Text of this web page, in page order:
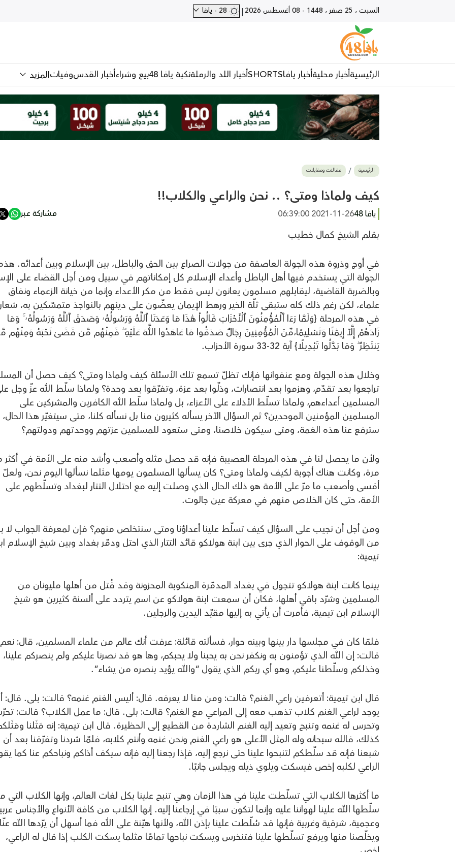
السبت ، 25 صفر ، 1448 - 08 أغسطس 2026 |
الرئيسيةأخبار محليةأخبار يافاSHORTSأخبار اللد والرملةنكبة يافا 48 بيع وشراءأخبار القدسوفياتالمزيد
الرئيسية مقالات ومقابلات
كيف ولماذا ومتى؟ .. نحن والراعي والكلاب!!
يافا 48 2021-11-26 06:39:00 مشاركة عبر
بقلم الشيخ كمال خطيب
في أوج وذروة هذه الجولة العاصفة من جولات الصراع بين الحق والباطل، بين الإسلام وبين أعدائه.
الجولة التي يستخدم فيها أهل الباطل وأعداء الإسلام كل إمكاناتهم في سبيل ومن أجل القضاء على
وبالضربة القاضية، ليقابلهم مسلمون يعانون ليس فقط من مكر الأعداء وإنما من خيانة الزعماء ونفاق
علماء، لكن رغم ذلك كله ستبقى ثلّة الخير ورهط الإيمان يعضّون على دينهم بالنواجذ متمسّكين به،
في هذه المرحلة {وَلَمَّا رَءَا ٱلْمُؤْمِنُونَ ٱلْأَحْزَابَ قَالُواْ هَٰذَا مَا وَعَدَنَا ٱللَّهُ وَرَسُولُهُۥ وَصَدَقَ ٱللَّهُ وَرَسُولُهُۥ ۚ وَمَا
زَادَهُمْ إِلَّآ إِيمَٰنًا وَتَسْلِيمًا،مِّنَ الْمُؤْمِنِينَ رِجَالٌ صَدَقُوا مَا عَاهَدُوا اللَّهَ عَلَيْهِ ۖ فَمِنْهُم مَّن قَضَىٰ نَحْبَهُ وَمِنْهُم
يَنتَظِرُ ۖ وَمَا بَدَّلُوا تَبْدِيلًا} آية 32-33 سورة الأحزاب.
وخلال هذه الجولة ومع عنفوانها فإنك تظلّ تسمع تلك الأسئلة كيف ولماذا ومتى؟ كيف حصل أن
تراجعوا بعد تقدّم، وهزموا بعد انتصارات، وذلّوا بعد عزة، وتفرّقوا بعد وحدة؟ ولماذا سلّط الله عزّ وجل
المسلمين أعداءهم، ولماذا تسلّط الأذلاء على الأعزاء، بل ولماذا سلّط الله الكافرين والمشركين على
المسلمين المؤمنين الموحدين؟ ثم السؤال الآخر يسأله كثيرون منا بل نسأله كلنا، متى سيتغيّر هذا
سترفع عنا هذه الغمة، ومتى سيكون خلاصنا، ومتى ستعود للمسلمين عزتهم ووحدتهم ودولتهم؟
ولأن ما يحصل لنا في هذه المرحلة العصيبة فإنه قد حصل مثله وأصعب وأشد منه على الأمة في
مرة، وكانت هناك أجوبة لكيف ولماذا ومتى؟ كان يسألها المسلمون يومها مثلما نسألها اليوم نحن،
أقسى وأصعب ما مرّ على الأمة هو ذلك الحال الذي وصلت إليه مع احتلال التتار لبغداد وتسلّطهم على
الأمة، حتى كان الخلاص منهم في معركة عين جالوت.
ومن أجل أن نجيب على السؤال كيف تسلّط علينا أعداؤنا ومتى سنتخلص منهم؟ فإن لمعرفة الجواب لا
من الوقوف على الحوار الذي جرى بين ابنة هولاكو قائد التتار الذي احتل ودمّر بغداد وبين شيخ الإسلام
تيمية:
بينما كانت ابنة هولاكو تتجول في بغداد المدمّرة المنكوبة المحزونة وقد قُتل من أهلها مليونان من
المسلمين وشرّد باقي أهلها، فكان أن سمعت ابنة هولاكو عن اسم يتردد على ألسنة كثيرين هو شيخ
الإسلام ابن تيمية، فأمرت أن يأتي به إليها مقيّد اليدين والرجلين.
فلمّا كان في مجلسها دار بينها وبينه حوار، فسألته قائلة: عرفت أنك عالم من علماء المسلمين، قال:
قالت: إن الله الذي تؤمنون به ونكفر نحن به يحبنا ولا يحبكم، وها هو قد نصرنا عليكم ولم ينصركم علينا،
وخذلكم وسلّطنا عليكم، وهو أي ربكم الذي يقول “والله يؤيد بنصره من يشاء”.
قال ابن تيمية: أتعرفين راعي الغنم؟ قالت: ومن منا لا يعرفه. قال: أليس الغنم غنمه؟ قالت: بلى. قال:
يوجد لراعي الغنم كلاب تذهب معه إلى المراعي مع الغنم؟ قالت: بلى. قال: ما عمل الكلاب؟ قالت:
وتحرس له غنمه وتنبح وتعيد إليه الغنم الشاردة من القطيع إلى الحظيرة. قال ابن تيمية: إنه مَثَلنا
كذلك، فالله سبحانه وله المثل الأعلى هو راعي الغنم ونحن غنمه وأنتم كلابه، فلمّا شردنا وتفرّقنا بعد أن
شبعنا فإنه قد سلّطكم لتنبحوا علينا حتى نرجع إليه، فإذا رجعنا إليه فإنه سيكف أذاكم ونباحكم عنا كما
الراعي لكلبه إخص فيسكت ويلوي ذيله ويجلس جانبًا.
ما أكثرها الكلاب التي تسلّطت علينا في هذا الزمان وهي تنبح علينا بكل لغات العالم، وإنها الكلاب التي
سلّطها الله علينا لهواننا عليه وإنما لتكون سببًا في إرجاعنا إليه. إنها الكلاب من كافة الأنواع والأجناس
وعجمية، شرقية وغربية فإنها قد سُلّطت علينا بإذن الله، ولأنها هيّنة على الله فما أسهل أن يرّدها الله عنّا
ويخلّصنا منها ويرفع تسلّطها علينا فتنخرس ويسكت نباحها تمامًا مثلما يسكت الكلب إذا قال له الراعي،